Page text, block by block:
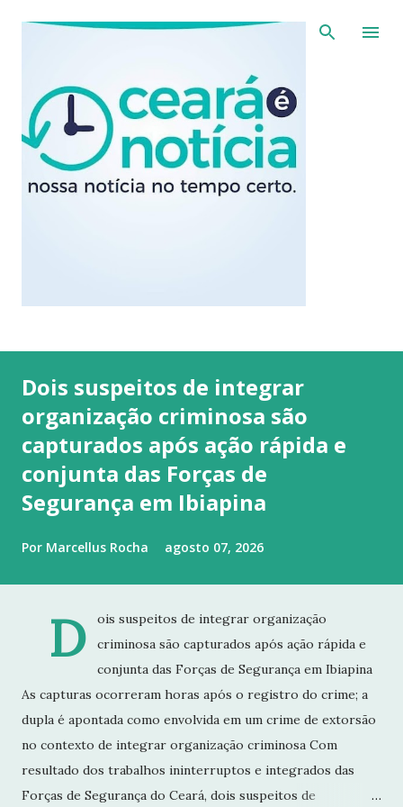
Pular para o conteúdo principal
Dois suspeitos de integrar
organização criminosa são
capturados após ação rápida e
conjunta das Forças de
Segurança em Ibiapina
Por Marcellus Rocha agosto 07, 2026
D
ois suspeitos de integrar organização
criminosa são capturados após ação rápida e
conjunta das Forças de Segurança em Ibiapina
As capturas ocorreram horas após o registro do crime; a
dupla é apontada como envolvida em um crime de extorsão
no contexto de integrar organização criminosa Com
resultado dos trabalhos ininterruptos e integrados das
Forças de Segurança do Ceará, dois suspeitos de